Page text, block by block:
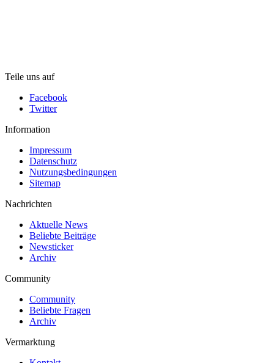
Teile uns auf
Facebook
Twitter
Information
Impressum
Datenschutz
Nutzungsbedingungen
Sitemap
Nachrichten
Aktuelle News
Beliebte Beiträge
Newsticker
Archiv
Community
Community
Beliebte Fragen
Archiv
Vermarktung